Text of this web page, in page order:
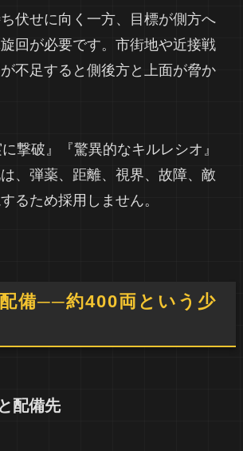
伏せに向く一方、目標が側方へ
回が必要です。市街地や近接戦
不足すると側後方と上面が脅か
に撃破』『驚異的なキルレシオ』
、弾薬、距離、視界、故障、敵
るため採用しません。
備──約400両という少
配備先